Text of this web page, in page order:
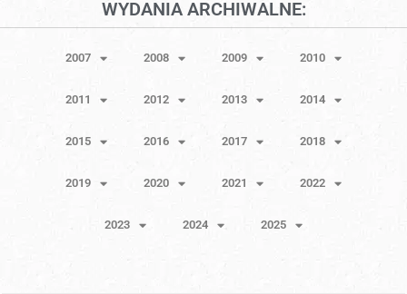
WYDANIA ARCHIWALNE:
2007 2008 2009 2010
2011 2012 2013 2014
2015 2016 2017 2018
2019 2020 2021 2022
2023 2024 2025